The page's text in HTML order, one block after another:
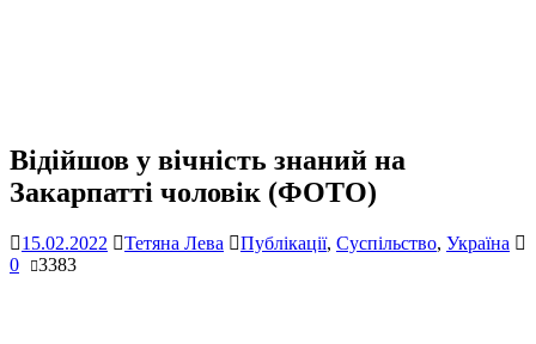
Відійшов у вічність знаний на
Закарпатті чоловік (ФОТО)
15.02.2022 Тетяна Лева Публікації, Суспільство, Україна
0
3383